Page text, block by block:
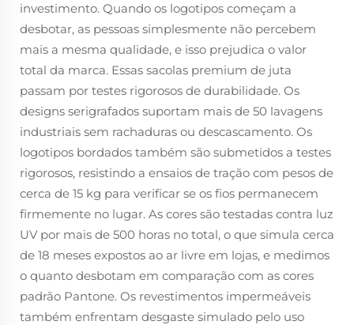
investimento. Quando os logotipos começam a
desbotar, as pessoas simplesmente não percebem
mais a mesma qualidade, e isso prejudica o valor
total da marca. Essas sacolas premium de juta
passam por testes rigorosos de durabilidade. Os
designs serigrafados suportam mais de 50 lavagens
industriais sem rachaduras ou descascamento. Os
logotipos bordados também são submetidos a testes
rigorosos, resistindo a ensaios de tração com pesos de
cerca de 15 kg para verificar se os fios permanecem
firmemente no lugar. As cores são testadas contra luz
UV por mais de 500 horas no total, o que simula cerca
de 18 meses expostos ao ar livre em lojas, e medimos
o quanto desbotam em comparação com as cores
padrão Pantone. Os revestimentos impermeáveis
também enfrentam desgaste simulado pelo uso